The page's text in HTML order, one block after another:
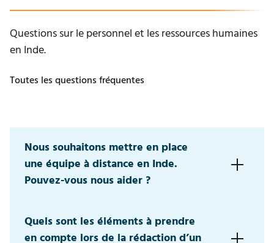
Questions sur le personnel et les ressources humaines
en Inde.
Toutes les questions fréquentes
Nous souhaitons mettre en place
une équipe à distance en Inde.
Pouvez-vous nous aider ?
de recrutement interne capable de recruter et de
sélectionner vos futurs collaborateurs. Si vous ne
Quels sont les éléments à prendre
en compte lors de la rédaction d’un